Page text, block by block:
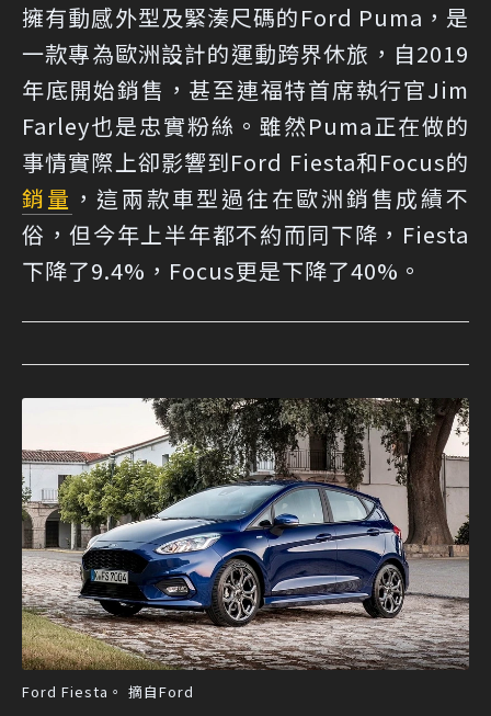
擁有動感外型及緊湊尺碼的Ford Puma，是
一款專為歐洲設計的運動跨界休旅，自2019
年底開始銷售，甚至連福特首席執行官Jim
Farley也是忠實粉絲。雖然Puma正在做的
事情實際上卻影響到Ford Fiesta和Focus的
銷量 ，這兩款車型過往在歐洲銷售成績不
俗，但今年上半年都不約而同下降，Fiesta
下降了9.4%，Focus更是下降了40%。
Ford Fiesta。 摘自Ford